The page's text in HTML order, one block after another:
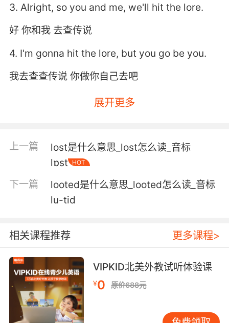
3. Alright, so you and me, we'll hit the lore.
好 你和我 去查传说
4. I'm gonna hit the lore, but you go be you.
我去查查传说 你做你自己去吧
5. Most of what we know is lore... rumor,
6. We all know the lore isn't always 100%.
我们都知道传说并不是完全准确的
7. This is a collection of weapons from myth
这是出自于神话传说的武器收藏品
8. So the lore on dreamwalking is pretty
inconsistent.
关于梦行者的传说差异很大
展开更多
上一篇
lost是什么意思_lost怎么读_音标
lɒst
HOT
下一篇
looted是什么意思_looted怎么读_音标
lu-tid
相关课程推荐 更多课程>
VIPKID北美外教试听体验课
¥0 原价688元